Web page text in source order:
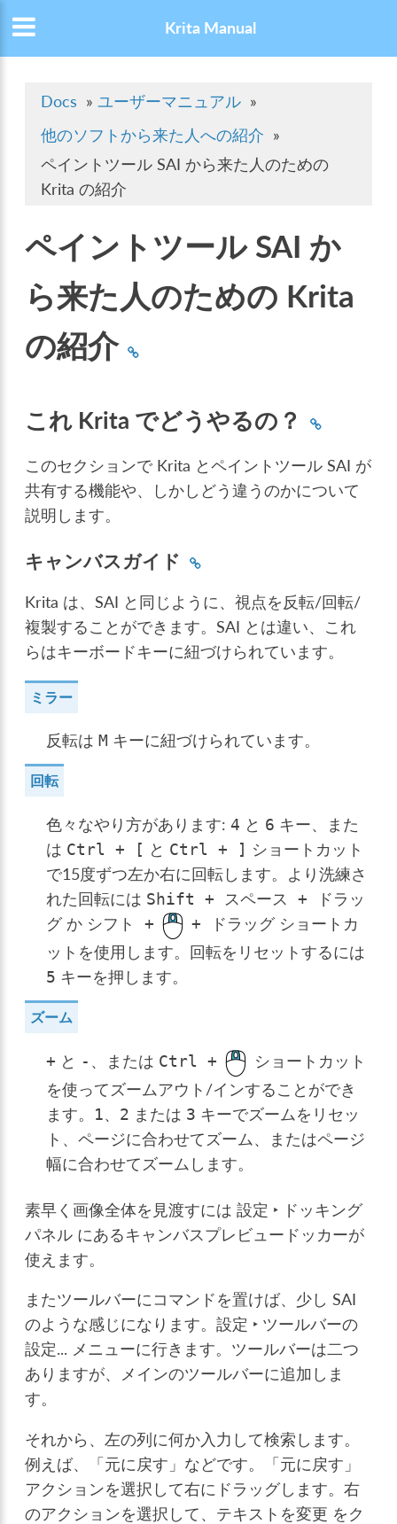
Krita Manual
Docs » ユーザーマニュアル »
他のソフトから来た人への紹介 »
ペイントツール SAI から来た人のための
Krita の紹介
ペイントツール SAI か
ら来た人のための Krita
の紹介
これ Krita でどうやるの？
このセクションで Krita とペイントツール SAI が
共有する機能や、しかしどう違うのかについて
説明します。
キャンバスガイド
Krita は、SAI と同じように、視点を反転/回転/
複製することができます。SAI とは違い、これ
らはキーボードキーに紐づけられています。
ミラー
反転はM キーに紐づけられています。
回転
色々なやり方があります: 4 と 6 キー、また
は Ctrl + [ と Ctrl + ] ショートカット
で15度ずつ左か右に回転します。より洗練さ
れた回転には Shift + スペース +
ドラッ
グか シフト + + ドラッグショートカ
ットを使用します。回転をリセットするには
5 キーを押します。
ズーム
+ と - 、または Ctrl +
ショートカット
を使ってズームアウト/インすることができ
ます。
1、 2 または 3 キーでズームをリセッ
ト、ページに合わせてズーム、またはページ
幅に合わせてズームします。
素早く画像全体を見渡すには設定 ‣ ドッキング
パネル にあるキャンバスプレビュードッカーが
使えます。
またツールバーにコマンドを置けば、少し SAI
のような感じになります。設定 ‣ ツールバーの
設定... メニューに行きます。ツールバーは二つ
ありますが、メインのツールバーに追加しま
す。
それから、左の列に何か入力して検索します。
例えば、「元に戻す」などです。「元に戻す」
アクションを選択して右にドラッグします。右
のアクションを選択して、 テキストを変更 をク